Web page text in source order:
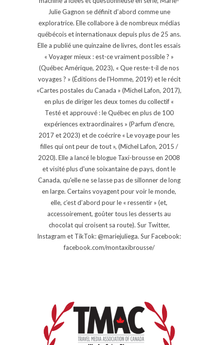
Julie Gagnon se définit d’abord comme une
exploratrice. Elle collabore à de nombreux médias
québécois et internationaux depuis plus de 25 ans.
Elle a publié une quinzaine de livres, dont les essais
« Voyager mieux : est-ce vraiment possible ? »
(Québec Amérique, 2023), « Que reste-t-il de nos
voyages ? » (Éditions de l'Homme, 2019) et le récit
«Cartes postales du Canada » (Michel Lafon, 2017),
en plus de diriger les deux tomes du collectif «
Testé et approuvé : le Québec en plus de 100
expériences extraordinaires » (Parfum d'encre,
2017 et 2023) et de coécrire « Le voyage pour les
filles qui ont peur de tout », (Michel Lafon, 2015 /
2020). Elle a lancé le blogue Taxi-brousse en 2008
et visité plus d'une soixantaine de pays, dont le
Canada, qu'elle ne se lasse pas de sillonner de long
en large. Certains voyagent pour voir le monde,
elle, c’est d’abord pour le « ressentir » (et,
accessoirement, goûter tous les desserts au
chocolat qui croisent sa route). Sur Twitter,
Instagram et TikTok: @mariejuliega. Sur Facebook:
facebook.com/montaxibrousse/